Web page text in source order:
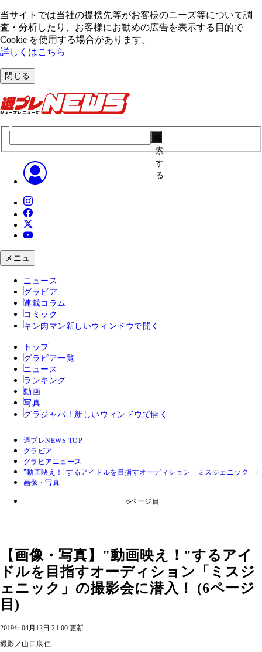
当サイトでは当社の提携先等がお客様のニーズ等について調
査・分析したり、お客様にお勧めの広告を表⽰する⽬的で
Cookie を使⽤する場合があります。
詳しくはこちら
閉じる
索
す
る
メニュ
ニュース
グラビア
連載コラム
コミック
キン肉マン 新しいウィンドウで開く
トップ
グラビア一覧
ニュース
ランキング
動画
写真
グラジャパ！ 新しいウィンドウで開く
週プレNEWS TOP
グラビア
グラビアニュース
"動画映え！"するアイドルを目指すオーディション「ミスジェニック」
画像・写真
6ページ目
【画像・写真】"動画映え！"するアイ
ドルを目指すオーディション「ミスジ
ェニック」の撮影会に潜入！ (6ページ
目)
2019年04月12日 21:00 更新
撮影／山口康仁